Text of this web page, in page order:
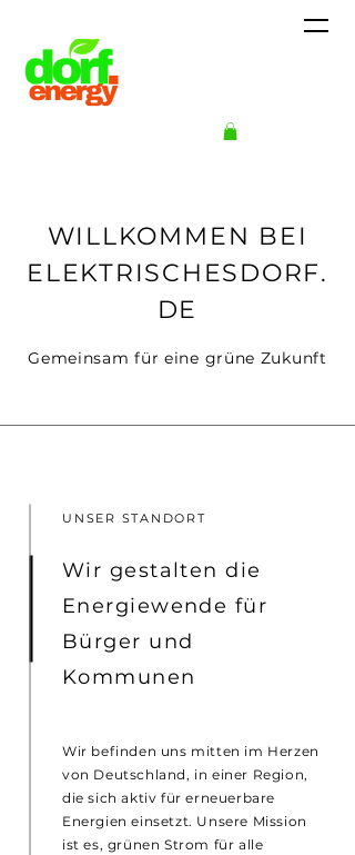
WILLKOMMEN BEI
ELEKTRISCHESDORF.
DE
Gemeinsam für eine grüne Zukunft
UNSER STANDORT
Wir gestalten die
Energiewende für
Bürger und
Kommunen
Wir befinden uns mitten im Herzen
von Deutschland, in einer Region,
die sich aktiv für erneuerbare
Energien einsetzt. Unsere Mission
ist es, grünen Strom für alle